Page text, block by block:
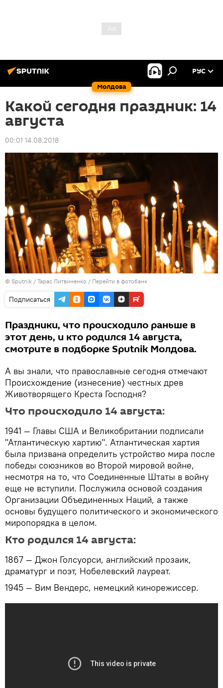
Молдова
РУС
Какой сегодня праздник: 14
августа
00:01 14.08.2018
© Sputnik / Тарас Литвиненко / Перейти в фотобанк
Подписаться
Праздники, что происходило раньше в
этот день, и кто родился 14 августа,
смотрите в подборке Sputnik Молдова.
А вы знали, что православные сегодня отмечают
Происхождение (изнесение) честных древ
Животворящего Креста Господня?
Что происходило 14 августа:
1941 — Главы США и Великобритании подписали
"Атлантическую хартию". Атлантическая хартия
была призвана определить устройство мира после
победы союзников во Второй мировой войне,
несмотря на то, что Соединенные Штаты в войну
еще не вступили. Послужила основой создания
Организации Объединенных Наций, а также
основы будущего политического и экономического
миропорядка в целом.
Кто родился 14 августа:
1867 — Джон Голсуорси, английский прозаик,
драматург и поэт, Нобелевский лауреат.
1945 — Вим Вендерс, немецкий кинорежиссер.